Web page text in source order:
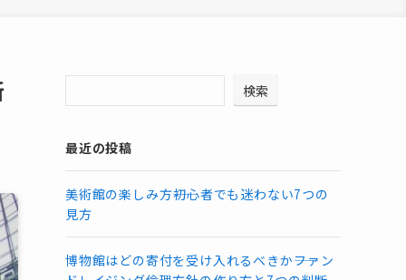
検索
最近の投稿
美術館の楽しみ方――初心者でも迷わない7つの
見方
博物館はどの寄付を受け入れるべきか――ファン